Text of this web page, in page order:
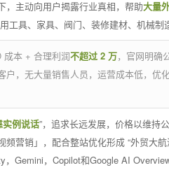
，主动向用户揭露行业真相，帮助大量
工具、家具、阀门、装修建材、机械制
成本 + 合理利润不超过 2 万，官网明确
户，无大量销售人员，运营成本低，优
例说话”，追求长远发展，价格以维持
营销」，配合整站优化形成 “外贸大
Gemini，Copilot和Google AI